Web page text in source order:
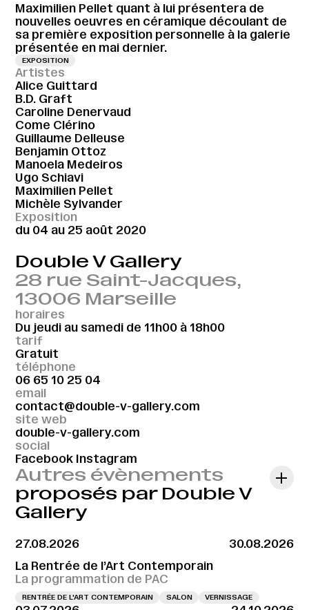
Maximilien Pellet quant à lui présentera de
nouvelles oeuvres en céramique découlant de
sa première exposition personnelle à la galerie
présentée en mai dernier.
EXPOSITION
Artistes
Alice Guittard
B.D. Graft
Caroline Denervaud
Come Clérino
Guillaume Delleuse
Benjamin Ottoz
Manoela Medeiros
Ugo Schiavi
Maximilien Pellet
Michèle Sylvander
Exposition
du 04 au 25 août 2020
Double V Gallery
28 rue Saint-Jacques,
13006 Marseille
horaires
Du jeudi au samedi de 11h00 à 18h00
tarif
Gratuit
téléphone
06 65 10 25 04
email
contact@double-v-gallery.com
site web
double-v-gallery.com
social
Facebook Instagram
Autres évènements
proposés par Double V
Gallery
27.08.2026
30.08.2026
La Rentrée de l’Art Contemporain
La programmation de PAC
RENTRÉE DE L'ART CONTEMPORAIN SALON VERNISSAGE